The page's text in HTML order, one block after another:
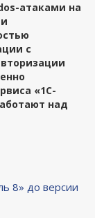
атаками на
с
«1С-
над
8» до версии